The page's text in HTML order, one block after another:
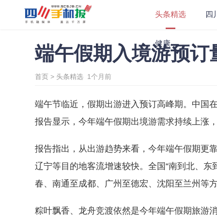
头条精选 四
健康
端午假期入境游预订
首页 > 头条精选 1个月前
端午节临近，假期出游进入预订高峰期。中国
报告显示，今年端午假期出境游需求持续上涨
报告指出，从出游趋势来看，今年端午假期更
辽宁等目的地客流增速较快。全国“南到北、
春、南通至成都、广州至德宏、沈阳至兰州等
粽叶飘香、龙舟竞渡依然是今年端午假期旅游